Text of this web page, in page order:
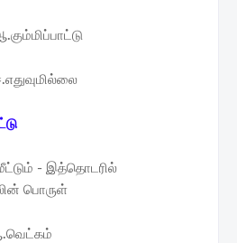
- இத்தொடரில்
பொருள்